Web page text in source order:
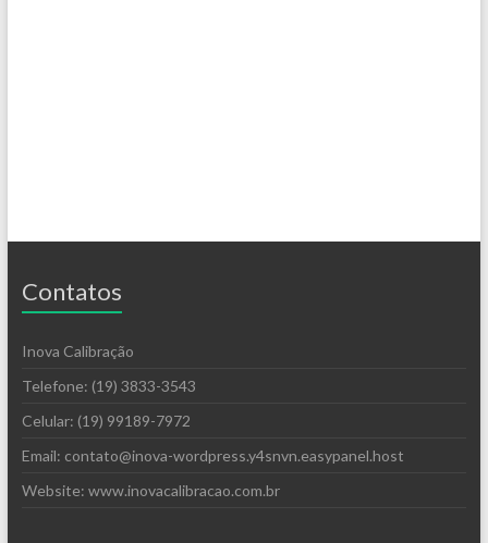
Contatos
Inova Calibração
Telefone: (19) 3833-3543
Celular: (19) 99189-7972
Email: contato@inova-wordpress.y4snvn.easypanel.host
Website: www.inovacalibracao.com.br